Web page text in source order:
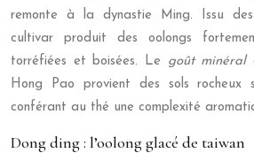
remonte à la dynastie Ming. Issu
cultivar produit des oolongs
torréfiées et boisées. Le goût minéral
Hong Pao provient des sols rocheux
conférant au thé une complexité
Dong ding : l’oolong glacé de taiwan